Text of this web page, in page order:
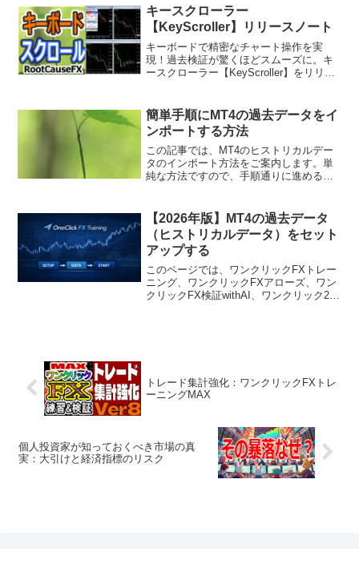
この革新的な機能により、トレード結果
の分析や改善点がこ...
キースクローラー
【KeyScroller】リリースノート
キーボードで精密なチャート操作を実
現！過去検証が驚くほどスムーズに。キ
ースクローラー【KeyScroller】をリリー
操作性を根本から変えるツールです...
簡単手順にMT4の過去データをイ
ンポートする方法
この記事では、MT4のヒストリカルデー
タのインポート方法をご案内します。単
純な方法ですので、手順通りに進めるこ
流れは、こちらです。１．チャートの最
大バー数を増やす。２．...
【2026年版】MT4の過去データ
（ヒストリカルデータ）をセット
アップする
このページでは、ワンクリックFXトレー
ニング、ワンクリックFXアローズ、ワン
クリックFX検証withAI、ワンクリック225
トレード集計強化：ワンクリックFXトレ
ーニングMAX
個人投資家が知っておくべき市場の真
実：大引けと経済指標のリスク